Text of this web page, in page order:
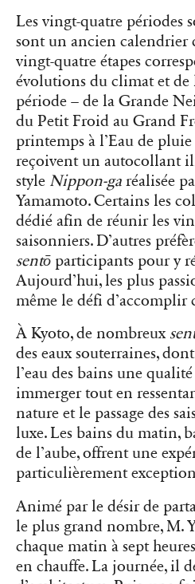
Les vingt-quatre périodes
sont un ancien calendrier
vingt-quatre étapes
évolutions du climat et de
période – de la Grande
du Petit Froid au Grand
printemps à l’Eau de pluie
reçoivent un autocollant
style Nippon-ga réalisée
Yamamoto. Certains les
dédié afin de réunir les
saisonniers. D’autres
sentō participants pour y
Aujourd’hui, les plus
même le défi d’accomplir
À Kyoto, de nombreux
des eaux souterraines,
l’eau des bains une
immerger tout en
nature et le passage des
luxe. Les bains du matin,
de l’aube, offrent une
particulièrement
Animé par le désir de
le plus grand nombre, M.
chaque matin à sept
en chauffe. La journée, il